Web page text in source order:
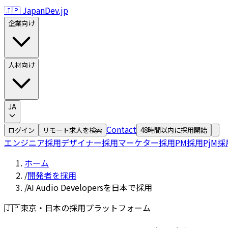
🇯🇵 JapanDev.jp
企業向け
人材向け
JA
ログイン リモート求人を検索 Contact 48時間以内に採用開始
エンジニア採用デザイナー採用マーケター採用PM採用PjM採
ホーム
/開発者を採用
/AI Audio Developersを日本で採用
🇯🇵東京・日本の採用プラットフォーム